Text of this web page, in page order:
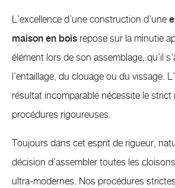
L’excellence d’une construction d’une
maison en bois repose sur la minutie
élément lors de son assemblage, qu’il
l’entaillage, du clouage ou du vissage.
résultat incomparable nécessite le strict
procédures rigoureuses.
Toujours dans cet esprit de rigueur,
décision d’assembler toutes les
ultra-modernes. Nos procédures